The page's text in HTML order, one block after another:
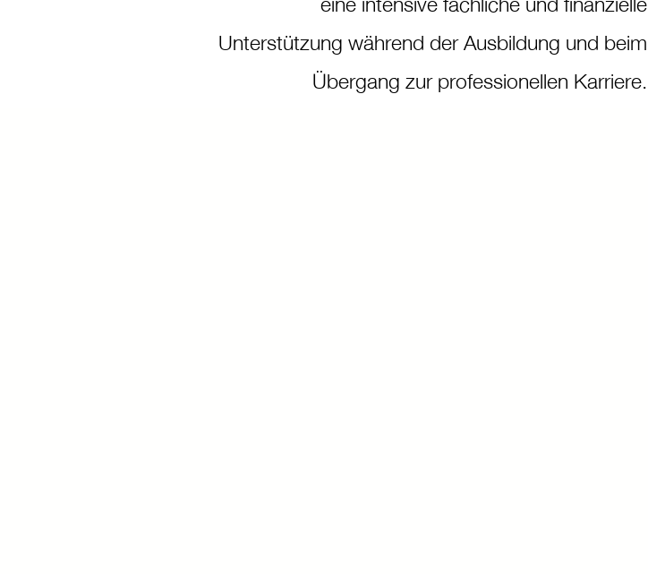
Unterstützung während der Ausbildung und beim
Übergang zur professionellen Karriere.